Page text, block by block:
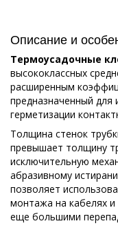
Описание и
Термоусадочные
высококлассных
расширенным
предназначенный для
герметизации
Толщина стенок
превышает толщину
исключительную
абразивному
позволяет
монтажа на кабелях
еще большими